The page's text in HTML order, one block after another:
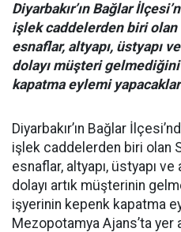
Diyarbakır’ın Bağlar
işlek caddelerden biri olan
esnaflar, altyapı, üstyapı
dolayı müşteri
kapatma eylemi
Diyarbakır’ın Bağlar
işlek caddelerden biri olan
esnaflar, altyapı, üstyapı ve
dolayı artık müşterinin
işyerinin kepenk kapatma
Mezopotamya Ajans’ta yer